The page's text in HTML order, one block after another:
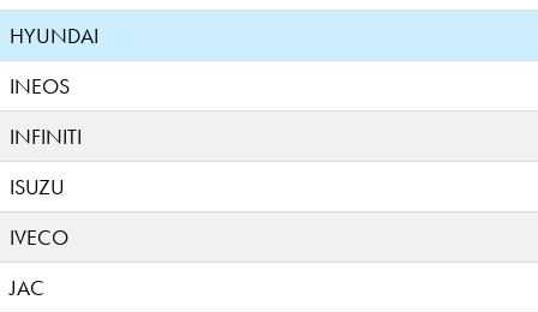
HYUNDAI
INEOS
INFINITI
ISUZU
IVECO
JAC